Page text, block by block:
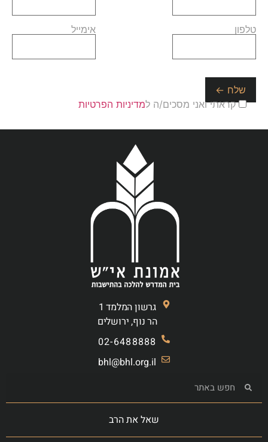
טלפון אימייל
קראתי ואני מסכים/ה למדיניות הפרטיות
גרשון המלמד 1
הר נוף, ירושלים
02-6488888
bhl@bhl.org.il
שאל את הרב